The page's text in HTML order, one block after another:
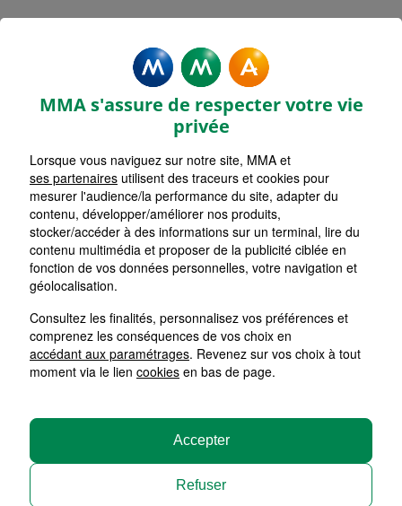
Accueil Assurance Normandie Assurance Orne (61)
MMA MORTAIN BOCAGE
MMA s'assure de respecter votre vie
privée
Lorsque vous naviguez sur notre site, MMA et
ses partenaires utilisent des traceurs et cookies pour
mesurer l'audience/la performance du site, adapter du
contenu, développer/améliorer nos produits,
stocker/accéder à des informations sur un terminal, lire du
contenu multimédia et proposer de la publicité ciblée en
fonction de vos données personnelles, votre navigation et
géolocalisation.
Consultez les finalités, personnalisez vos préférences et
comprenez les conséquences de vos choix en
accédant aux paramétrages. Revenez sur vos choix à tout
moment via le lien cookies en bas de page.
Refuser
Accepter